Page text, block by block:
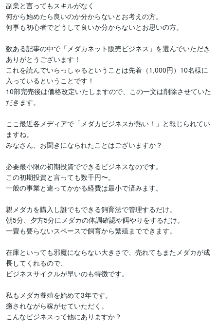
副業と言ってもスキルがなく
何から始めたら良いのか分からないとお考えの方。
何事も初心者でどうして良いか分からないとお思いの方。
数ある記事の中で「メダカネット販売ビジネス」を選んでいただき
ありがとうございます！
これを読んでいらっしゃるということは先着（1,000円）10名様に
入っているということです！
10部完売後は価格改定いたしますので、この一文は削除させていた
だきます。
ここ最近各メディアで「メダカビジネスが熱い！」と報じられてい
ますね。
みなさん、お聞きになられたことはございますか？
必要最小限の初期投資でできるビジネスなのです。
この初期投資と言っても数千円〜。
一般の事業と違ってかかる経費は最小で済みます。
親メダカを購入し誰でもできる飼育法で管理するだけ。
朝5分、夕方5分にメダカの体調確認や餌やりをするだけ。
一畳も要らないスペースで飼育から繁殖までできます。
在庫といっても邪魔にならない大きさで、売れてもまたメダカが成
長してくれるので、
ビジネスサイクルが早いのも特徴です。
私もメダカ養殖を始めて3年です。
癒されながら稼がせていただく。
こんなビジネスって他にありますか？